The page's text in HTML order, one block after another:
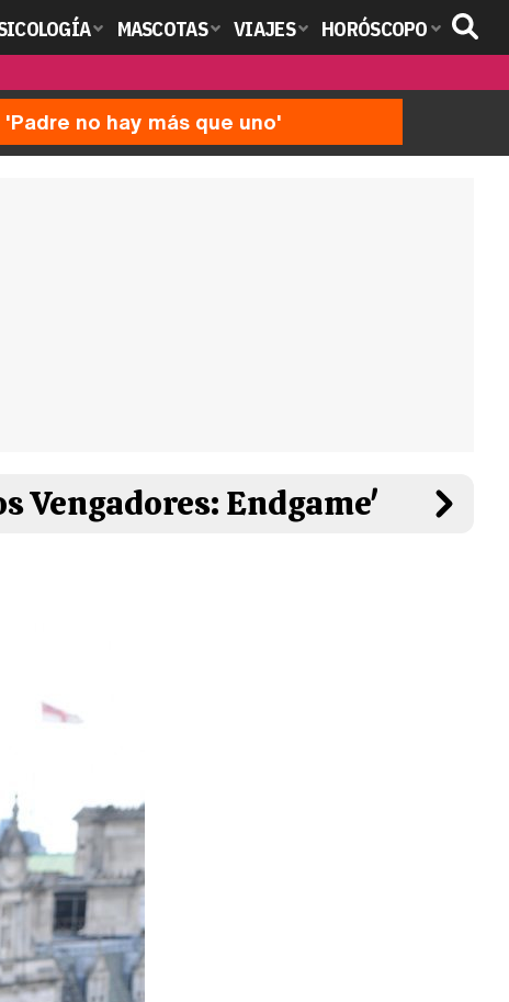
MASCOTAS VIAJES HORÓSCOPO
no hay más que uno'
Vengadores: Endgame'